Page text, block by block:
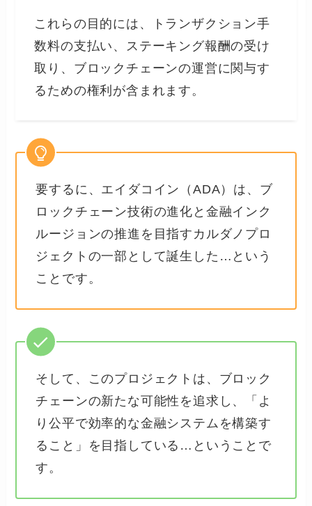
これらの目的には、トランザクション手
数料の支払い、ステーキング報酬の受け
取り、ブロックチェーンの運営に関与す
るための権利が含まれます。
要するに、エイダコイン（ADA）は、ブ
ロックチェーン技術の進化と金融インク
ルージョンの推進を目指すカルダノプロ
ジェクトの一部として誕生した…という
ことです。
そして、このプロジェクトは、ブロック
チェーンの新たな可能性を追求し、「よ
り公平で効率的な金融システムを構築す
ること」を目指している…ということで
す。